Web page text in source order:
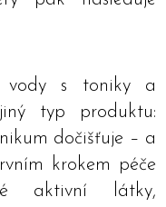
vody s toniky a
typ produktu:
dočišťuje – a
krokem péče
aktivní látky,